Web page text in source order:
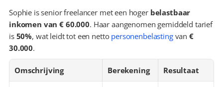
Sophie is senior freelancer met een hoger belastbaar
inkomen van € 60.000. Haar aangenomen gemiddeld tarief
is 50%, wat leidt tot een netto personenbelasting van €
30.000.
Omschrijving Berekening Resultaat